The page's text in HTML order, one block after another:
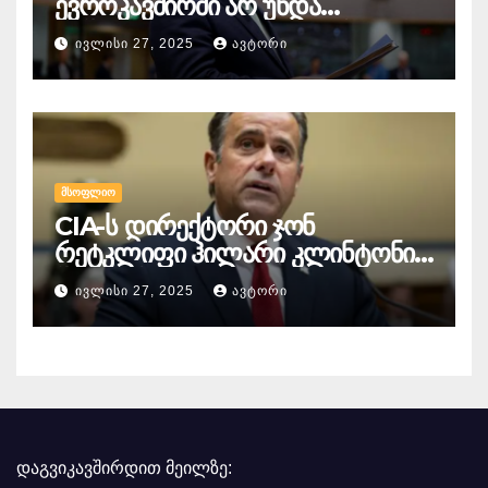
გაწევრიანდეს, თუნდაც ამის
გამო მთელი ბრიუსელი ყირაზე
დადგეს
ᲘᲕᲚᲘᲡᲘ 27, 2025 ᲐᲕᲢᲝᲠᲘ
ᲛᲡᲝᲤᲚᲘᲝ
CIA-ს დირექტორი ჯონ
რეტკლიფი ჰილარი კლინტონის
წინააღმდეგ
სისხლისსამართლებრივ
დევნაზე საუბრობს
ᲘᲕᲚᲘᲡᲘ 27, 2025 ᲐᲕᲢᲝᲠᲘ
დაგვიკავშირდით მეილზე: